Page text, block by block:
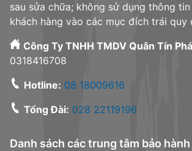
sau sửa chữa; không sử dụng thông
khách hàng vào các mục đích trái quy
Công Ty TNHH TMDV Quân Tín
0318416708
Hotline: 08 18009616
Tổng Đài: 028 22119196
Danh sách các trung tâm bảo